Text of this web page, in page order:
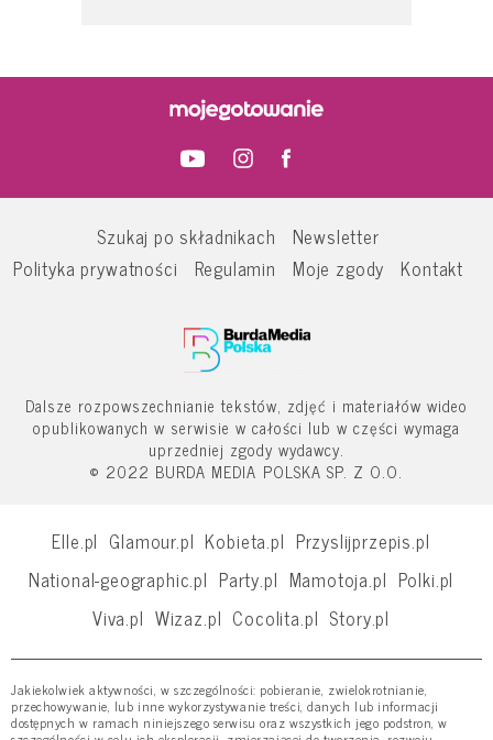
Szukaj po składnikach
Newsletter
Polityka prywatności
Regulamin Moje zgody Kontakt
Dalsze rozpowszechnianie tekstów, zdjęć i materiałów wideo
opublikowanych w serwisie w całości lub w części wymaga
uprzedniej zgody wydawcy.
© 2022 BURDA MEDIA POLSKA SP. Z O.O.
Elle.pl Glamour.pl Kobieta.pl Przyslijprzepis.pl
National-geographic.pl Party.pl Mamotoja.pl Polki.pl
Viva.pl Wizaz.pl Cocolita.pl Story.pl
Jakiekolwiek aktywności, w szczególności: pobieranie, zwielokrotnianie,
przechowywanie, lub inne wykorzystywanie treści, danych lub informacji
dostępnych w ramach niniejszego serwisu oraz wszystkich jego podstron, w